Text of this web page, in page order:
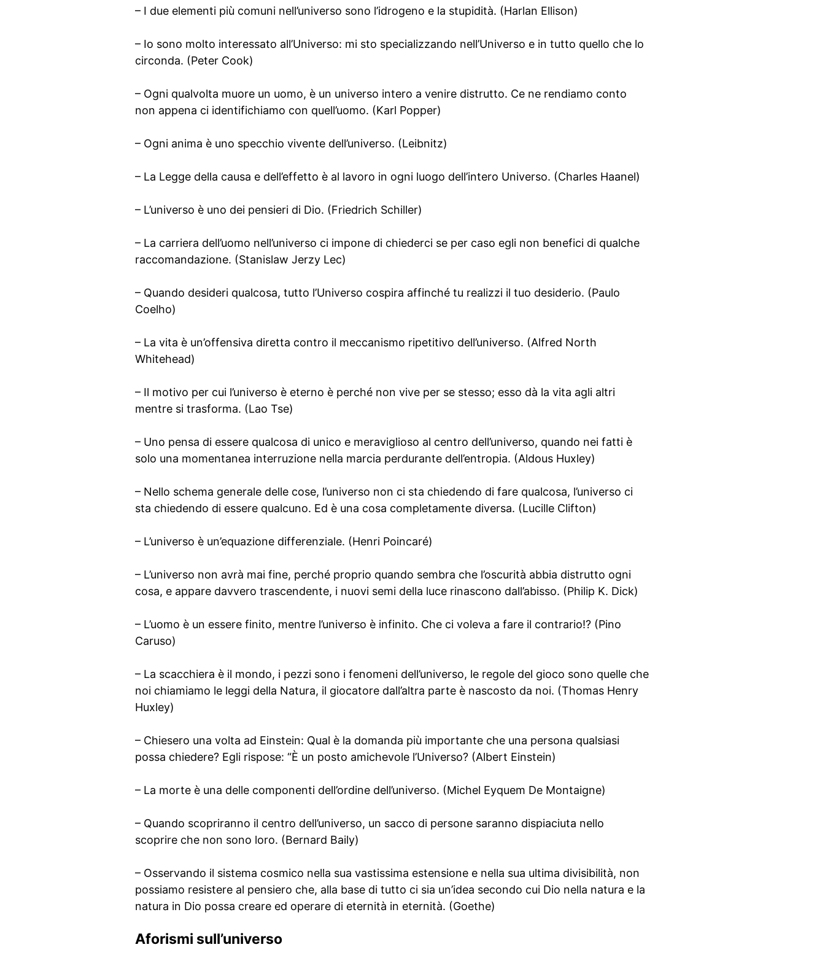
– I due elementi più comuni nell’universo sono l’idrogeno e la stupidità. (Harlan Ellison)
– Io sono molto interessato all’Universo: mi sto specializzando nell’Universo e in tutto quello che lo
circonda. (Peter Cook)
– Ogni qualvolta muore un uomo, è un universo intero a venire distrutto. Ce ne rendiamo conto
non appena ci identifichiamo con quell’uomo. (Karl Popper)
– Ogni anima è uno specchio vivente dell’universo. (Leibnitz)
– La Legge della causa e dell’effetto è al lavoro in ogni luogo dell’intero Universo. (Charles Haanel)
– L’universo è uno dei pensieri di Dio. (Friedrich Schiller)
– La carriera dell’uomo nell’universo ci impone di chiederci se per caso egli non benefici di qualche
raccomandazione. (Stanislaw Jerzy Lec)
– Quando desideri qualcosa, tutto l’Universo cospira affinché tu realizzi il tuo desiderio. (Paulo
Coelho)
– La vita è un’offensiva diretta contro il meccanismo ripetitivo dell’universo. (Alfred North
Whitehead)
– Il motivo per cui l’universo è eterno è perché non vive per se stesso; esso dà la vita agli altri
mentre si trasforma. (Lao Tse)
– Uno pensa di essere qualcosa di unico e meraviglioso al centro dell’universo, quando nei fatti è
solo una momentanea interruzione nella marcia perdurante dell’entropia. (Aldous Huxley)
– Nello schema generale delle cose, l’universo non ci sta chiedendo di fare qualcosa, l’universo ci
sta chiedendo di essere qualcuno. Ed è una cosa completamente diversa. (Lucille Clifton)
– L’universo è un’equazione differenziale. (Henri Poincaré)
– L’universo non avrà mai fine, perché proprio quando sembra che l’oscurità abbia distrutto ogni
cosa, e appare davvero trascendente, i nuovi semi della luce rinascono dall’abisso. (Philip K. Dick)
– L’uomo è un essere finito, mentre l’universo è infinito. Che ci voleva a fare il contrario!? (Pino
Caruso)
– La scacchiera è il mondo, i pezzi sono i fenomeni dell’universo, le regole del gioco sono quelle che
noi chiamiamo le leggi della Natura, il giocatore dall’altra parte è nascosto da noi. (Thomas Henry
Huxley)
– Chiesero una volta ad Einstein: Qual è la domanda più importante che una persona qualsiasi
possa chiedere? Egli rispose: “È un posto amichevole l’Universo? (Albert Einstein)
– La morte è una delle componenti dell’ordine dell’universo. (Michel Eyquem De Montaigne)
– Quando scopriranno il centro dell’universo, un sacco di persone saranno dispiaciuta nello
scoprire che non sono loro. (Bernard Baily)
– Osservando il sistema cosmico nella sua vastissima estensione e nella sua ultima divisibilità, non
possiamo resistere al pensiero che, alla base di tutto ci sia un’idea secondo cui Dio nella natura e la
natura in Dio possa creare ed operare di eternità in eternità. (Goethe)
Aforismi sull’universo